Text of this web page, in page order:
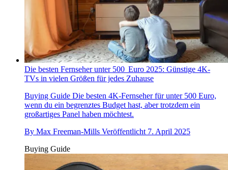
Die besten Fernseher unter 500 Euro 2025: Günstige 4K-
TVs in vielen Größen für jedes Zuhause
Buying Guide Die besten 4K-Fernseher für unter 500 Euro,
wenn du ein begrenztes Budget hast, aber trotzdem ein
großartiges Panel haben möchtest.
By Max Freeman-Mills Veröffentlicht 7. April 2025
Buying Guide